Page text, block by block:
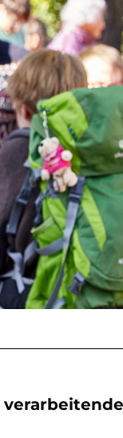
verarbeitende